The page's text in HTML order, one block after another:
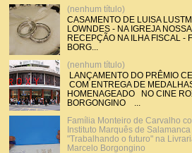
(nenhum título)
CASAMENTO DE LUISA
LOWNDES - NA IGREJA
RECEPÇÃO NA ILHA FISCAL -
BORG...
(nenhum título)
LANÇAMENTO DO PRÊMIO
COM ENTREGA DE
HOMENAGEADO NO CINE
BORGONGINO ...
Família Monteiro de Carvalho
Instituto Marquês de
"Trabalhando o futuro" na
Marcelo Borgongino